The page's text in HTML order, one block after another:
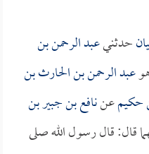
حدثنيعبد الرحمن بن
عبد الرحمن بن الحارث بن
حكيمعننافع بن جبير بن
قال: قال رسول الله صلى